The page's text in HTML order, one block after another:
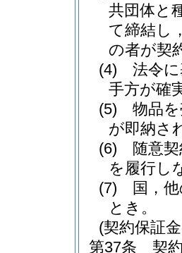
共団体と
て締結し
の者が契
(4)
法令
手方が確
(5)
物品
が即納さ
(6)
随意
を履行し
(7)
国，
とき。
(契約保証
第37条
契